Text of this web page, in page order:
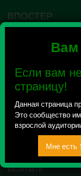
Вам
Если вам
страницу!
Данная страница
Это сообщество
взрослой
ВПОСТЕР
Ошибка VK API #5
сообщества нужно
повторно.